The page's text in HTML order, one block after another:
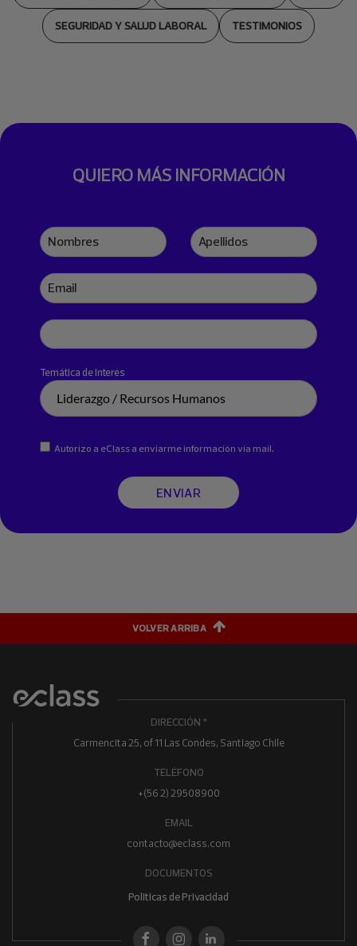
SEGURIDAD Y SALUD LABORAL TESTIMONIOS
QUIERO MÁS INFORMACIÓN
Nombres Apellidos
Email
Temática de interés
Autorizo a eClass a enviarme información vía mail.
ENVIAR
VOLVER ARRIBA
DIRECCIÓN *
Carmencita 25, of 11 Las Condes, Santiago Chile
TELÉFONO
+(56 2) 29508900
EMAIL
contacto@eclass.com
DOCUMENTOS
Politicas de Privacidad